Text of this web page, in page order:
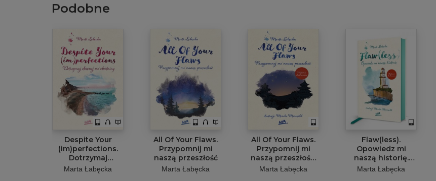
Podobne
Despite Your
(im)perfections.
Dotrzymaj
złożonej mi
obietnicy
Marta Łabęcka
All Of Your Flaws.
Przypomnij mi
naszą przeszłość
Marta Łabęcka
All Of Your Flaws.
Przypomnij mi
naszą przeszłość.
Wydanie
ilustrowane
Marta Łabęcka
Flaw(less).
Opowiedz mi
naszą historię.
Wydanie
ilustrowane
Marta Łabęcka